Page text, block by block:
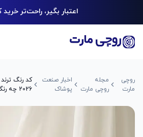
اعتبار بگیر، راحت‌تر
روچی
مارت
مجله
روچی مارت
اخبار صنعت
پوشاک
2026 چه رنگی است؟